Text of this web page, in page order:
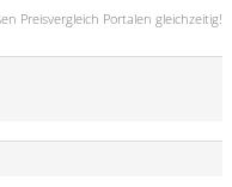
Preisvergleich Portalen gleichzeitig!